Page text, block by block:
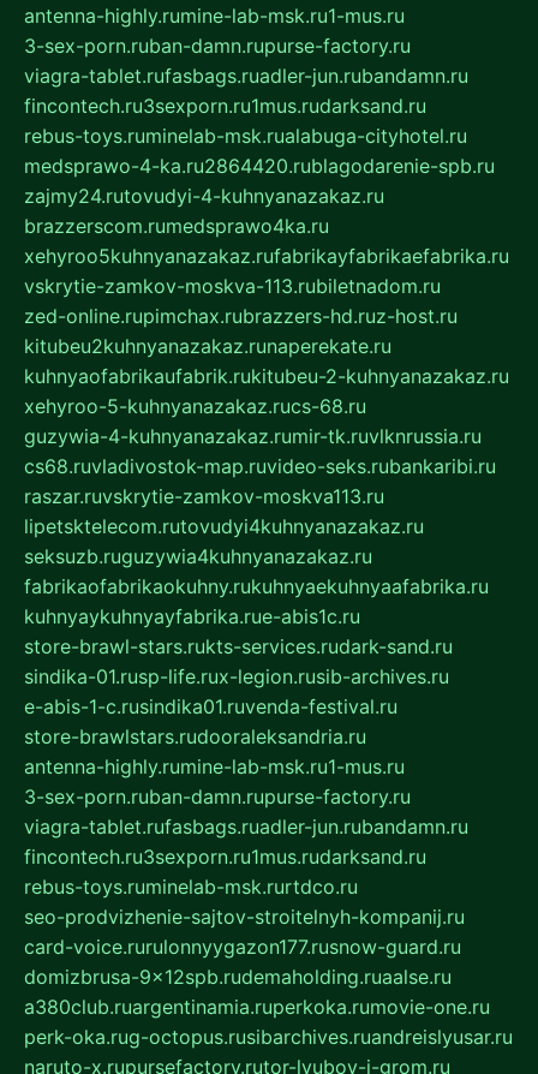
antenna-highly.rumine-lab-msk.ru1-mus.ru
3-sex-porn.ruban-damn.rupurse-factory.ru
viagra-tablet.rufasbags.ruadler-jun.rubandamn.ru
fincontech.ru3sexporn.ru1mus.rudarksand.ru
rebus-toys.ruminelab-msk.rualabuga-cityhotel.ru
medsprawo-4-ka.ru2864420.rublagodarenie-spb.ru
zajmy24.rutovudyi-4-kuhnyanazakaz.ru
brazzerscom.rumedsprawo4ka.ru
xehyroo5kuhnyanazakaz.rufabrikayfabrikaefabrika.ru
vskrytie-zamkov-moskva-113.rubiletnadom.ru
zed-online.rupimchax.rubrazzers-hd.ruz-host.ru
kitubeu2kuhnyanazakaz.runaperekate.ru
kuhnyaofabrikaufabrik.rukitubeu-2-kuhnyanazakaz.ru
xehyroo-5-kuhnyanazakaz.rucs-68.ru
guzywia-4-kuhnyanazakaz.rumir-tk.ruvlknrussia.ru
cs68.ruvladivostok-map.ruvideo-seks.rubankaribi.ru
raszar.ruvskrytie-zamkov-moskva113.ru
lipetsktelecom.rutovudyi4kuhnyanazakaz.ru
seksuzb.ruguzywia4kuhnyanazakaz.ru
fabrikaofabrikaokuhny.rukuhnyaekuhnyaafabrika.ru
kuhnyaykuhnyayfabrika.rue-abis1c.ru
store-brawl-stars.rukts-services.rudark-sand.ru
sindika-01.rusp-life.rux-legion.rusib-archives.ru
e-abis-1-c.rusindika01.ruvenda-festival.ru
store-brawlstars.rudooraleksandria.ru
antenna-highly.rumine-lab-msk.ru1-mus.ru
3-sex-porn.ruban-damn.rupurse-factory.ru
viagra-tablet.rufasbags.ruadler-jun.rubandamn.ru
fincontech.ru3sexporn.ru1mus.rudarksand.ru
rebus-toys.ruminelab-msk.rurtdco.ru
seo-prodvizhenie-sajtov-stroitelnyh-kompanij.ru
card-voice.rurulonnyygazon177.rusnow-guard.ru
domizbrusa-9x12spb.rudemaholding.ruaalse.ru
a380club.ruargentinamia.ruperkoka.rumovie-one.ru
perk-oka.rug-octopus.rusibarchives.ruandreislyusar.ru
naruto-x.rupursefactory.rutor-lyubov-i-grom.ru